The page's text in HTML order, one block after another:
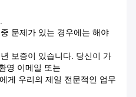
문제가 있는 경우에는 해야
보증이 있습니다. 당신이 가
영 이메일 또는
게 우리의 제일 전문적인 업무